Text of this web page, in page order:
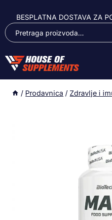
BESPLATNA DOSTAVA ZA
/ Prodavnica / Zdravlje i